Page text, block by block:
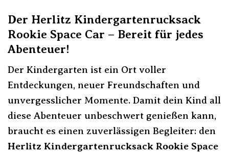
Der Herlitz Kindergartenrucksack
Rookie Space Car – Bereit für jedes
Abenteuer!
Der Kindergarten ist ein Ort voller
Entdeckungen, neuer Freundschaften und
unvergesslicher Momente. Damit dein Kind all
diese Abenteuer unbeschwert genießen kann,
braucht es einen zuverlässigen Begleiter: den
Herlitz Kindergartenrucksack Rookie Space